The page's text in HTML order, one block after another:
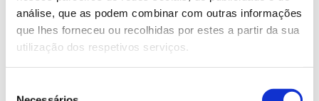
análise, que as podem combinar com outras informações
que lhes forneceu ou recolhidas por estes a partir da sua
utilização dos respetivos serviços.